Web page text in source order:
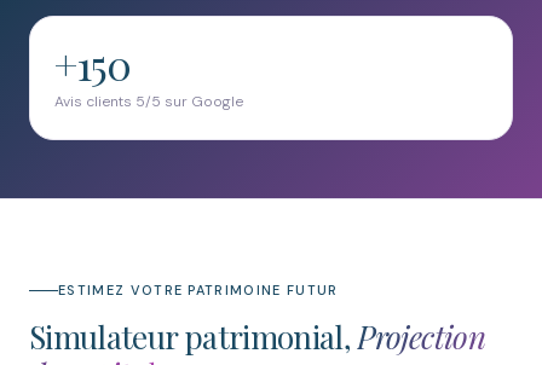
+150
Avis clients 5/5 sur Google
ESTIMEZ VOTRE PATRIMOINE FUTUR
Simulateur patrimonial,Projection